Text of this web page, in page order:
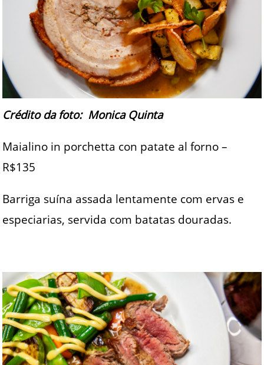
Crédito da foto: Monica Quinta
Maialino in porchetta con patate al forno –
R$135
Barriga suína assada lentamente com ervas e
especiarias, servida com batatas douradas.